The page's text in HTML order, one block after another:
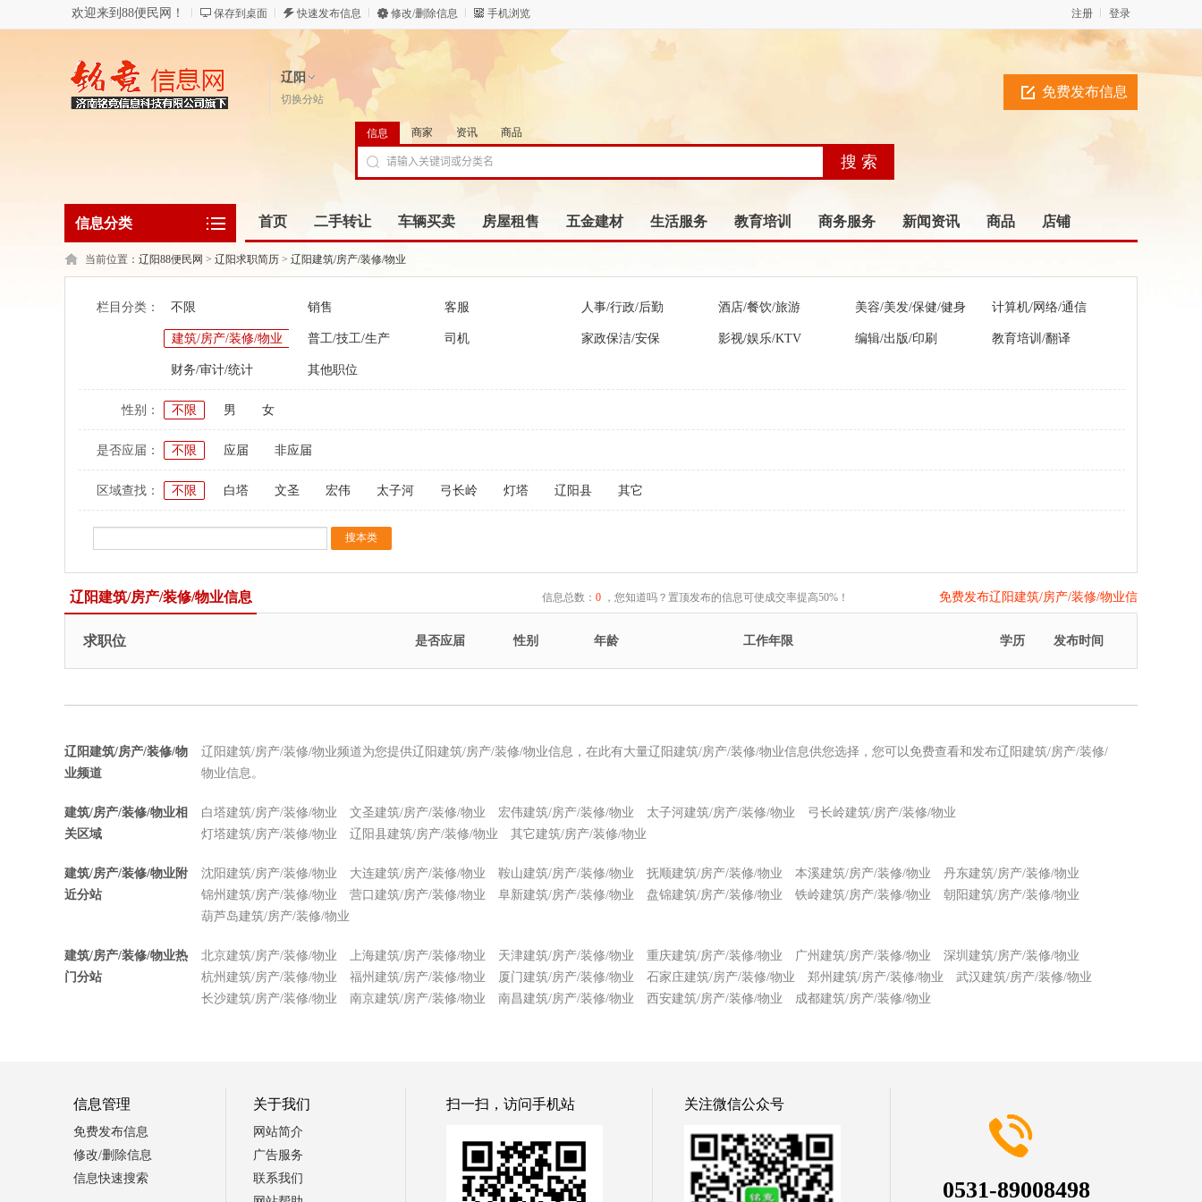
欢迎来到88便民网！ 保存到桌面 快速发布信息 修改/删除信息 手机浏览 登录
注册
辽阳
切换分站 免费发布信息
信息 商家 资讯 商品
信息分类 首页 二手转让 车辆买卖 房屋租售 五金建材 生活服务 教育培训 商务服务 新闻资讯 商品 店铺
当前位置： 辽阳88便民网 > 辽阳求职简历 > 辽阳建筑/房产/装修/物业
栏目分类： 不限 销售 客服 人事/行政/后勤 酒店/餐饮/旅游 美容/美发/保健/健身 计算机/网络/通信
建筑/房产/装修/物业 普工/技工/生产 司机 家政保洁/安保 影视/娱乐/KTV 编辑/出版/印刷 教育培训/翻译
财务/审计/统计 其他职位
性别： 不限 男 女
是否应届： 不限 应届 非应届
区域查找： 不限 白塔 文圣 宏伟 太子河 弓长岭 灯塔 辽阳县 其它
辽阳建筑/房产/装修/物业信息 信息总数： 0，您知道吗？置顶发布的信息可使成交率提高50%！ 免费发布辽阳建筑/房产/装修/物业信
求职位 发布时间
是否应届 性别 年龄 学历
工作年限
辽阳建筑/房产/装修/物
业频道
辽阳建筑/房产/装修/物业频道为您提供辽阳建筑/房产/装修/物业信息，在此有大量辽阳建筑/房产/装修/物业信息供您选择，您可以免费查看和发布辽阳建筑/房产/装修/
物业信息。
建筑/房产/装修/物业相
关区域
白塔建筑/房产/装修/物业 文圣建筑/房产/装修/物业 宏伟建筑/房产/装修/物业 太子河建筑/房产/装修/物业
弓长岭建筑/房产/装修/物业
灯塔建筑/房产/装修/物业
辽阳县建筑/房产/装修/物业 其它建筑/房产/装修/物业
建筑/房产/装修/物业附
近分站
沈阳建筑/房产/装修/物业 大连建筑/房产/装修/物业 鞍山建筑/房产/装修/物业 抚顺建筑/房产/装修/物业 本溪建筑/房产/装修/物业
丹东建筑/房产/装修/物业
锦州建筑/房产/装修/物业
营口建筑/房产/装修/物业 阜新建筑/房产/装修/物业 盘锦建筑/房产/装修/物业 铁岭建筑/房产/装修/物业
朝阳建筑/房产/装修/物业
葫芦岛建筑/房产/装修/物业
建筑/房产/装修/物业热
门分站
北京建筑/房产/装修/物业 上海建筑/房产/装修/物业 天津建筑/房产/装修/物业 重庆建筑/房产/装修/物业 广州建筑/房产/装修/物业
深圳建筑/房产/装修/物业
杭州建筑/房产/装修/物业
福州建筑/房产/装修/物业 厦门建筑/房产/装修/物业 石家庄建筑/房产/装修/物业 郑州建筑/房产/装修/物业
武汉建筑/房产/装修/物业
长沙建筑/房产/装修/物业
南京建筑/房产/装修/物业 南昌建筑/房产/装修/物业 西安建筑/房产/装修/物业 成都建筑/房产/装修/物业
信息管理
免费发布信息
修改/删除信息
信息快速搜索
关于我们
网站简介
广告服务
联系我们
扫一扫，访问手机站 关注微信公众号
0531-89008498